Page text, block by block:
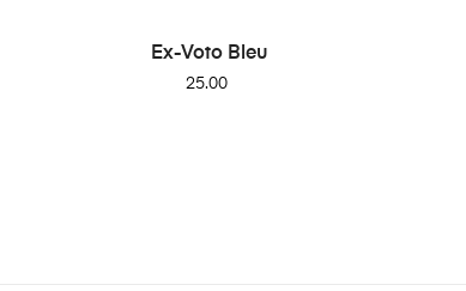
Ex-Voto Bleu
Price
25.00